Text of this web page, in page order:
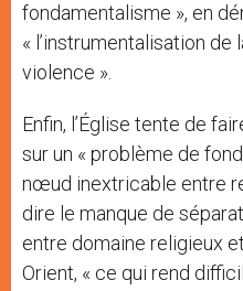
fondamentalisme », en
« l’instrumentalisation
violence ».
Enfin, l’Église tente de
sur un « problème de
nœud inextricable entre
dire le manque de
entre domaine religieux
Orient, « ce qui rend